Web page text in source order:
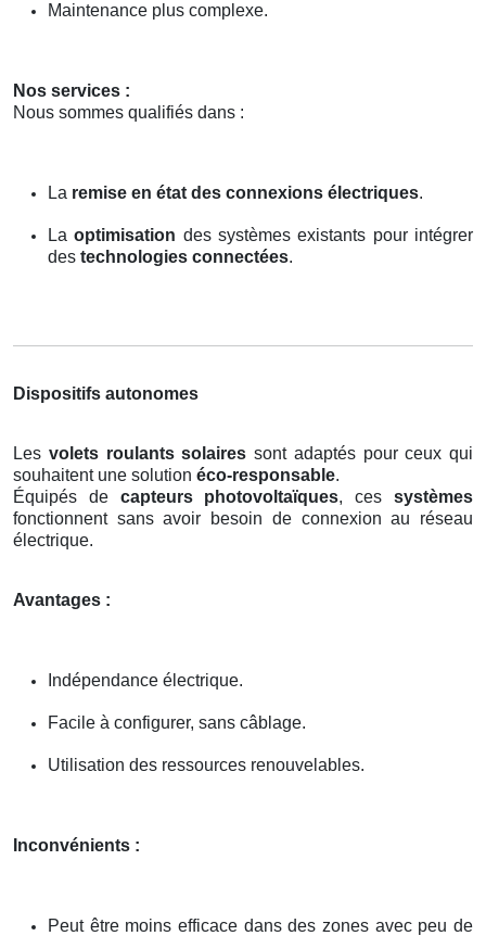
Maintenance plus complexe.
Nos services :
Nous sommes qualifiés dans :
La remise en état des connexions électriques.
Laoptimisation des systèmes existants pour intégrer
des technologies connectées.
Dispositifs autonomes
Les volets roulants solaires sont adaptés pour ceux qui
souhaitent une solution éco-responsable.
Équipés de capteurs photovoltaïques, cessystèmes
fonctionnent sans avoir besoin de connexion au réseau
électrique.
Avantages :
Indépendance électrique.
Facile à configurer, sans câblage.
Utilisation des ressources renouvelables.
Inconvénients :
Peut être moins efficace dans des zones avec peu de